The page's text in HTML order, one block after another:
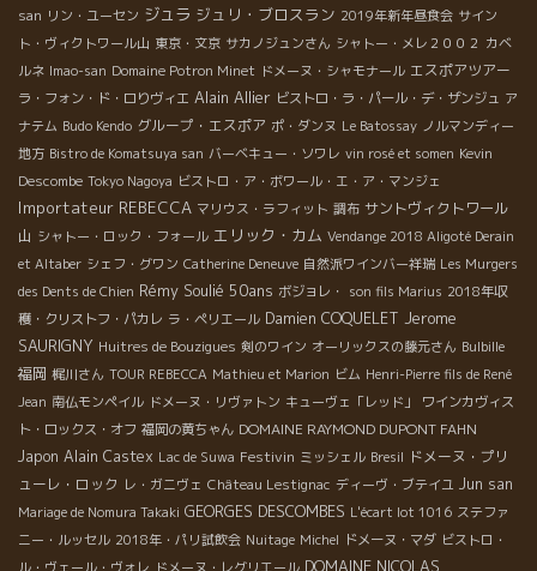
san リン・ユーセン ジュラ ジュリ・ブロスラン 2019年新年昼食会 サイン
ト・ヴィクトワール山 東京・文京 サカノジュンさん シャトー・メレ２００２ カベ
ルネ Imao-san Domaine Potron Minet ドメーヌ・シャモナール エスポアツアー
ラ・フォン・ド・ロりヴィエ Alain Allier ビストロ・ラ・パール・デ・ザンジュ ア
ナテム Budo Kendo グループ・エスポア ポ・ダンヌ Le Batossay ノルマンディー
地方 Bistro de Komatsuya san バーベキュー・ソワレ vin rosé et somen Kevin
Descombe Tokyo Nagoya ビストロ・ア・ボワール・エ・ア・マンジェ
Importateur REBECCA マリウス・ラフィット 調布 サントヴィクトワール
山 シャトー・ロック・フォール エリック・カム Vendange 2018 Aligoté Derain
et Altaber シェフ・グワン Catherine Deneuve 自然派ワインバー祥瑞 Les Murgers
des Dents de Chien Rémy Soulié 50ans ボジョレ・ son fils Marius 2018年収
穫・クリストフ・パカレ ラ・ペリエール Damien COQUELET Jerome
SAURIGNY Huitres de Bouzigues 剣のワイン オーリックスの藤元さん Bulbille
福岡 梶川さん TOUR REBECCA Mathieu et Marion ビム Henri-Pierre fils de René
Jean 南仏モンペイル ドメーヌ・リヴァトン キューヴェ「レッド」
ワインカヴィス
ト・ロックス・オフ 福岡の黄ちゃん DOMAINE RAYMOND DUPONT FAHN
Japon Alain Castex Lac de Suwa Festivin ミッシェル Bresil ドメーヌ・プリ
ューレ・ロック レ・ガニヴェ Château Lestignac ディーヴ・ブテイユ Jun san
Mariage de Nomura Takaki GEORGES DESCOMBES L'écart lot 1016 ステファ
ニー・ルッセル 2018年・パリ試飲会 Nuitage Michel ドメーヌ・マダ ビストロ・
DOMAINE NICOLAS